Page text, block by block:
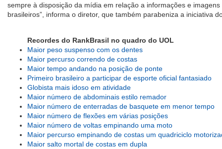
sempre à disposição da mídia em relação a informações e
brasileiros”, informa o diretor, que também parabeniza a iniciativa
Recordes do RankBrasil no quadro do UOL
Maior peso suspenso com os dentes
Maior percurso correndo de costas
Maior tempo andando na posição de ponte
Primeiro brasileiro a participar de esporte oficial fantasiado
Globista mais idoso em atividade
Maior número de abdominais estilo remador
Maior número de enterradas de basquete em menor tempo
Maior número de flexões em várias posições
Maior número de voltas empinando uma moto
Maior percurso empinando de costas um quadriciclo
Maior salto mortal de costas em dupla